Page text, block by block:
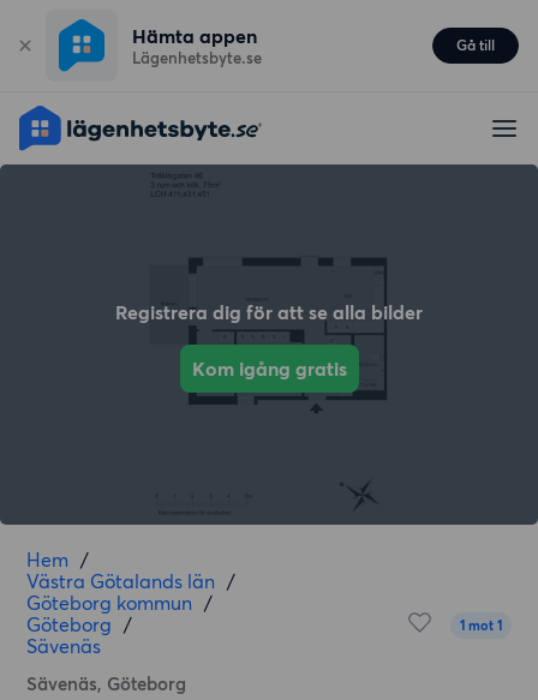
Hämta appen
Lägenhetsbyte.se
Gå till
Registrera dig för att se alla bilder
Kom igång gratis
Hem /
Västra Götalands län /
Göteborg kommun /
Göteborg /
Sävenäs
Sävenäs, Göteborg
1 mot 1